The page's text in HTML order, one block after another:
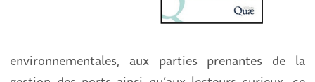
environnementales, aux parties prenantes de la